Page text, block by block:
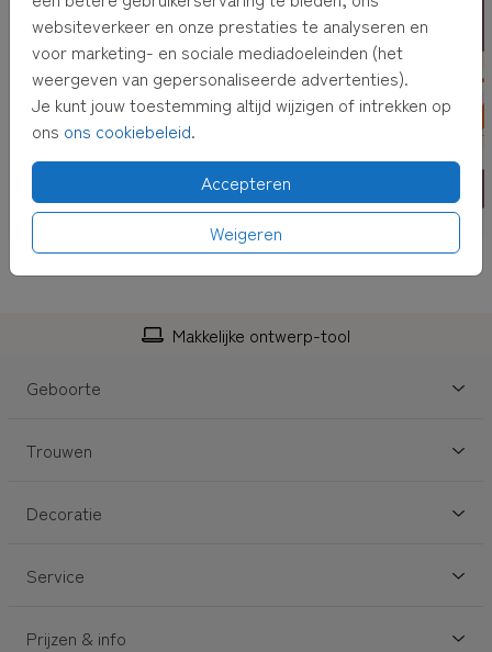
websiteverkeer en onze prestaties te analyseren en
voor marketing- en sociale mediadoeleinden (het
weergeven van gepersonaliseerde advertenties).
Je kunt jouw toestemming altijd wijzigen of intrekken op
ons ons cookiebeleid.
Accepteren
Weigeren
Makkelijke ontwerp-tool
Geboorte
Trouwen
Decoratie
Service
Prijzen & info